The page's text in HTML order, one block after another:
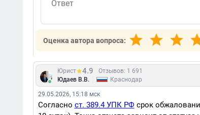
Оценка автора вопроса:
Юрист 4.9
Отзывов: 1 691
Юдаев В.В.
Краснодар
29.05.2026, 15:18 мск
Согласно ст. 389.4 УПК РФ срок